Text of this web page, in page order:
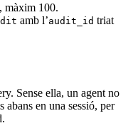
màxim 100.
amb l’audit_id triat
Sense ella, un agent no
abans en una sessió, per